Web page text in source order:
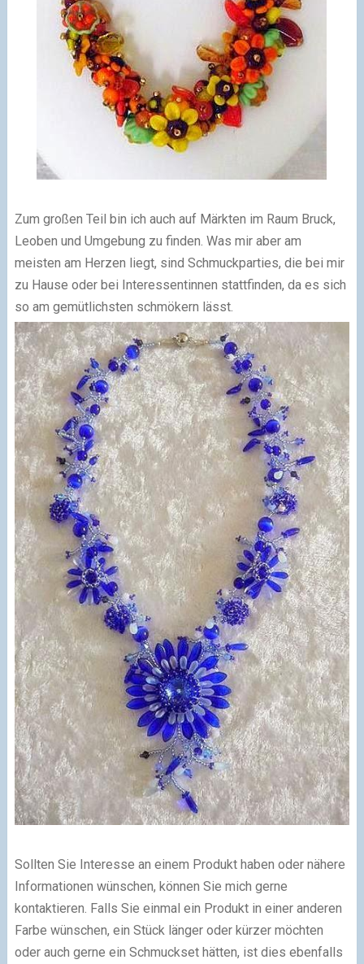
Zum großen Teil bin ich auch auf Märkten im Raum Bruck,
Leoben und Umgebung zu finden. Was mir aber am
meisten am Herzen liegt, sind Schmuckparties, die bei mir
zu Hause oder bei Interessentinnen stattfinden, da es sich
so am gemütlichsten schmökern lässt.
Sollten Sie Interesse an einem Produkt haben oder nähere
Informationen wünschen, können Sie mich gerne
kontaktieren. Falls Sie einmal ein Produkt in einer anderen
Farbe wünschen, ein Stück länger oder kürzer möchten
oder auch gerne ein Schmuckset hätten, ist dies ebenfalls